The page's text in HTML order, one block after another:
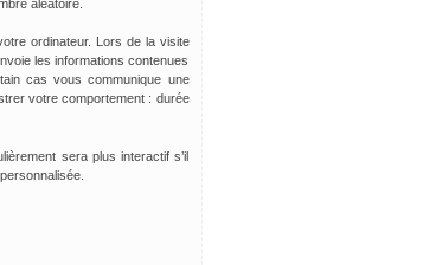
aléatoire.
ordinateur. Lors de la visite
les informations contenues
cas vous communique une
votre comportement : durée
sera plus interactif s’il